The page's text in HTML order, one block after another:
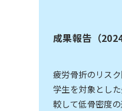
成果報告（
疲労骨折のリス
学生を対象とし
較して低骨密度